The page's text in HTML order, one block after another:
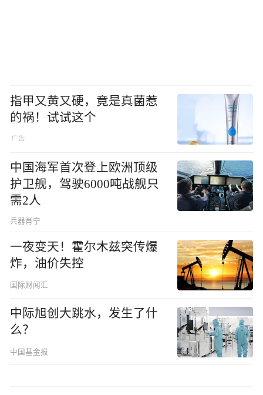
指甲又黄又硬，竟是真菌惹
的祸！试试这个
中国海军首次登上欧洲顶级
护卫舰，驾驶6000吨战舰只
需2人
兵器肖宁
一夜变天！霍尔木兹突传爆
炸，油价失控
国际财闻汇
中际旭创大跳水，发生了什
么？
中国基金报